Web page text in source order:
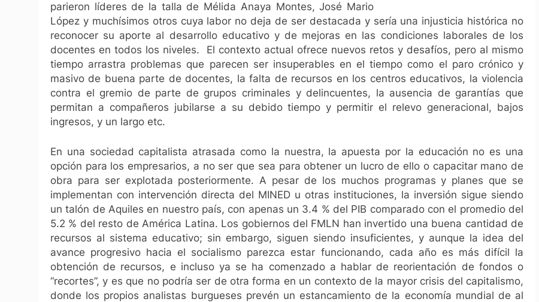
parieron líderes de la talla de Mélida Anaya Montes, José Mario
López y muchísimos otros cuya labor no deja de ser destacada y sería una injusticia histórica no
reconocer su aporte al desarrollo educativo y de mejoras en las condiciones laborales de los
docentes en todos los niveles.
El contexto actual ofrece nuevos retos y desafíos, pero al mismo
tiempo arrastra problemas que parecen ser insuperables en el tiempo como el paro crónico y
masivo de buena parte de docentes, la falta de recursos en los centros educativos, la violencia
contra el gremio de parte de grupos criminales y delincuentes, la ausencia de garantías que
permitan a compañeros jubilarse a su debido tiempo y permitir el relevo generacional, bajos
ingresos, y un largo etc.
En una sociedad capitalista atrasada como la nuestra, la apuesta por la educación no es una
opción para los empresarios, a no ser que sea para obtener un lucro de ello o capacitar mano de
obra para ser explotada posteriormente. A pesar de los muchos programas y planes que se
implementan con intervención directa del MINED u otras instituciones, la inversión sigue siendo
un talón de Aquiles en nuestro país, con apenas un 3.4 % del PIB comparado con el promedio del
5.2 % del resto de América Latina. Los gobiernos del FMLN han invertido una buena cantidad de
recursos al sistema educativo; sin embargo, siguen siendo insuficientes, y aunque la idea del
avance progresivo hacia el socialismo parezca estar funcionando, cada año es más difícil la
obtención de recursos, e incluso ya se ha comenzado a hablar de reorientación de fondos o
“recortes”, y es que no podría ser de otra forma en un contexto de la mayor crisis del capitalismo,
donde los propios analistas burgueses prevén un estancamiento de la economía mundial de al